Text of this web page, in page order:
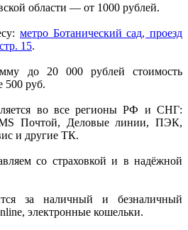
области — от 1000 рублей.
метро Ботанический сад, проезд
15.
до 20 000 рублей стоимость
500 руб.
во все регионы РФ и СНГ:
Почтой, Деловые линии, ПЭК,
и другие ТК.
со страховкой и в надёжной
за наличный и безналичный
электронные кошельки.